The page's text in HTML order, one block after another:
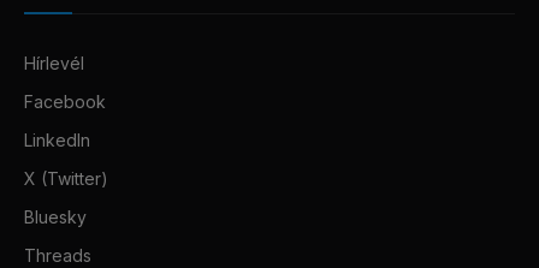
Hírlevél
Facebook
LinkedIn
X (Twitter)
Bluesky
Threads